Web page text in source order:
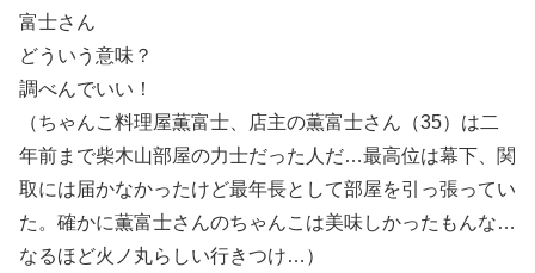
富士さん
どういう意味？
調べんでいい！
（ちゃんこ料理屋薫富士、店主の薫富士さん（35）は二
年前まで柴木山部屋の力士だった人だ…最高位は幕下、関
取には届かなかったけど最年長として部屋を引っ張ってい
た。確かに薫富士さんのちゃんこは美味しかったもんな…
なるほど火ノ丸らしい行きつけ…）